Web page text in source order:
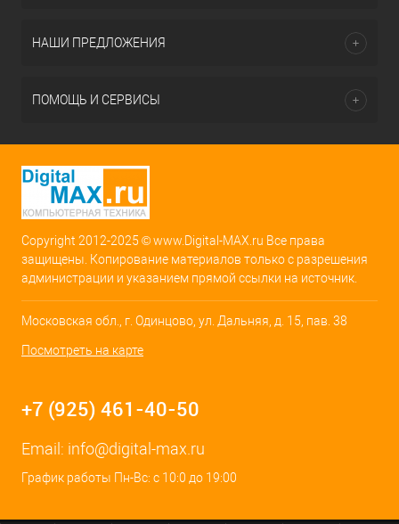
НАШИ ПРЕДЛОЖЕНИЯ
ПОМОЩЬ И СЕРВИСЫ
Copyright 2012-2025 © www.Digital-MAX.ru Все права
защищены. Копирование материалов только с разрешения
администрации и указанием прямой ссылки на источник.
Московская обл., г. Одинцово, ул. Дальняя, д. 15, пав. 38
Посмотреть на карте
+7 (925) 461-40-50
Email: info@digital-max.ru
График работы Пн-Вс: с 10:0 до 19:00